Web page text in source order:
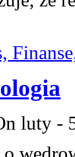
luty -